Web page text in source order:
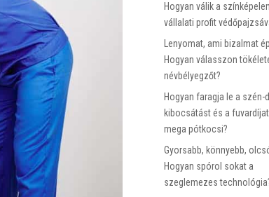
Hogyan válik a
vállalati profit
Lenyomat, ami bizalmat
Hogyan válasszon
névbélyegzőt?
Hogyan faragja le a szén-
kibocsátást és a
mega pótkocsi?
Gyorsabb, könnyebb,
Hogyan spórol sokat a
szeglemezes